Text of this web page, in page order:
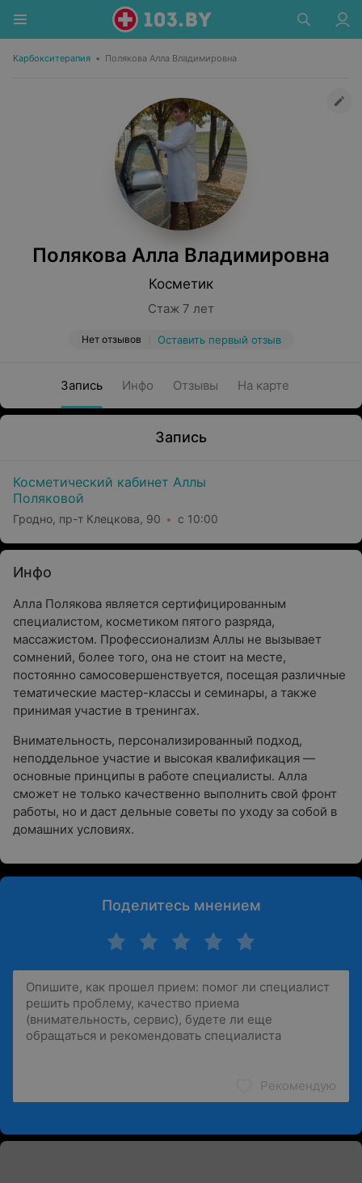
Карбокситерапия • Полякова Алла Владимировна
Полякова Алла Владимировна
Косметик
Стаж 7 лет
Нет отзывов Оставить первый отзыв
Запись Инфо Отзывы На карте
Запись
Косметический кабинет Аллы
Поляковой
Гродно, пр-т Клецкова, 90 с 10:00
Инфо
Алла Полякова является сертифицированным
специалистом, косметиком пятого разряда,
массажистом. Профессионализм Аллы не вызывает
сомнений, более того, она не стоит на месте,
постоянно самосовершенствуется, посещая различные
тематические мастер-классы и семинары, а также
принимая участие в тренингах.
Внимательность, персонализированный подход,
неподдельное участие и высокая квалификация —
основные принципы в работе специалисты. Алла
сможет не только качественно выполнить свой фронт
работы, но и даст дельные советы по уходу за собой в
домашних условиях.
Поделитесь мнением
Рекомендую